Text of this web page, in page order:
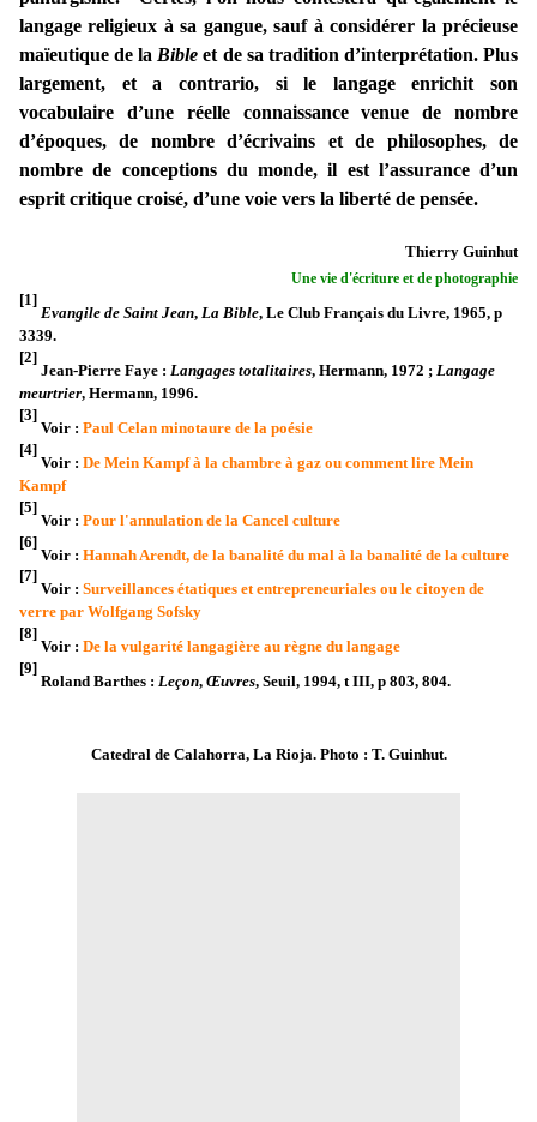
langage religieux à sa gangue, sauf à considérer la précieuse
maïeutique de la Bible et de sa tradition d’interprétation. Plus
largement, et a contrario, si le langage enrichit son
vocabulaire d’une réelle connaissance venue de nombre
d’époques, de nombre d’écrivains et de philosophes, de
nombre de conceptions du monde, il est l’assurance d’un
esprit critique croisé, d’une voie vers la liberté de pensée.
Thierry Guinhut
Une vie d'écriture et de photographie
[1]
Evangile de Saint Jean, La Bible, Le Club Français du Livre, 1965, p
3339.
[2]
Jean-Pierre Faye : Langages totalitaires, Hermann, 1972 ; Langage
meurtrier, Hermann, 1996.
[3]
Voir : Paul Celan minotaure de la poésie
[4]
Voir : De Mein Kampf à la chambre à gaz ou comment lire Mein
Kampf
[5]
Voir : Pour l'annulation de la Cancel culture
[6]
Voir : Hannah Arendt, de la banalité du mal à la banalité de la culture
[7]
Voir : Surveillances étatiques et entrepreneuriales ou le citoyen de
verre par Wolfgang Sofsky
[8]
Voir : De la vulgarité langagière au règne du langage
[9]
Roland Barthes : Leçon, Œuvres, Seuil, 1994, t III, p 803, 804.
Catedral de Calahorra, La Rioja. Photo : T. Guinhut.